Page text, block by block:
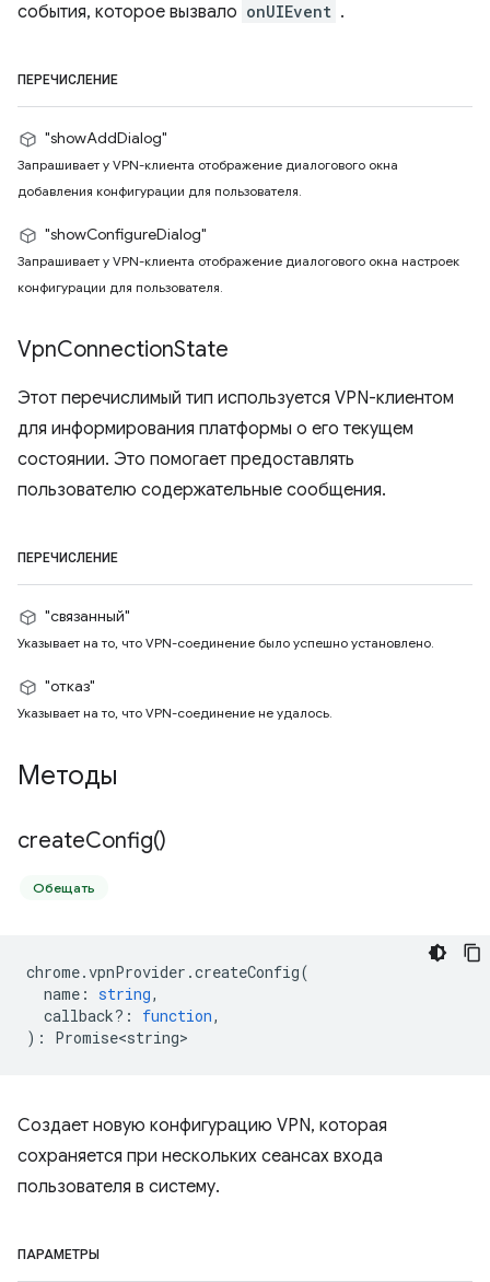
события, которое вызвало onUIEvent .
ПЕРЕЧИСЛЕНИЕ
"showAddDialog"
Запрашивает у VPN-клиента отображение диалогового окна
добавления конфигурации для пользователя.
"showConfigureDialog"
Запрашивает у VPN-клиента отображение диалогового окна настроек
конфигурации для пользователя.
VpnConnectionState
Этот перечислимый тип используется VPN-клиентом
для информирования платформы о его текущем
состоянии. Это помогает предоставлять
пользователю содержательные сообщения.
ПЕРЕЧИСЛЕНИЕ
"связанный"
Указывает на то, что VPN-соединение было успешно установлено.
"отказ"
Указывает на то, что VPN-соединение не удалось.
Методы
createConfig()
Обещать
chrome.vpnProvider .createConfig(
name : string,
callback? : function,
) : Promise<string>
Создает новую конфигурацию VPN, которая
сохраняется при нескольких сеансах входа
пользователя в систему.
ПАРАМЕТРЫ